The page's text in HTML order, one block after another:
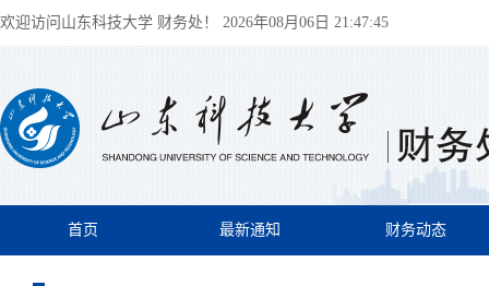
欢迎访问山东科技大学 财务处！ 2026年08月06日 21:47:45
首页 最新通知 财务动态